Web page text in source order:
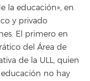
la educación», en
y privado
El primero en
del Área de
de la ULL, quien
no hay